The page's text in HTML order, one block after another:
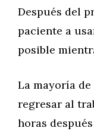
Después del
paciente a
posible
La mayoría
regresar al
horas